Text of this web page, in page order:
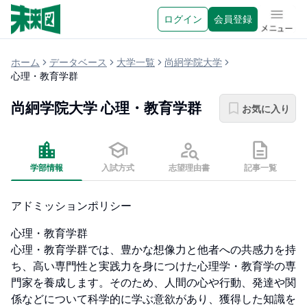
ログイン 会員登録 メニュ
ホーム データベース 大学一覧
尚絅学院大学
心理・教育学群
尚絅学院大学 心理・教育学群 お気に入り
学部情報 入試方式 志望理由書 記事一覧
アドミッションポリシー
心理・教育学群
心理・教育学群では、豊かな想像力と他者への共感力を持
ち、高い専門性と実践力を身につけた心理学・教育学の専
門家を養成します。そのため、人間の心や行動、発達や関
係などについて科学的に学ぶ意欲があり、獲得した知識を